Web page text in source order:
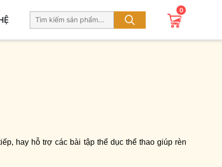
0
hay hỗ trợ các bài tập thể dục thể thao giúp rèn